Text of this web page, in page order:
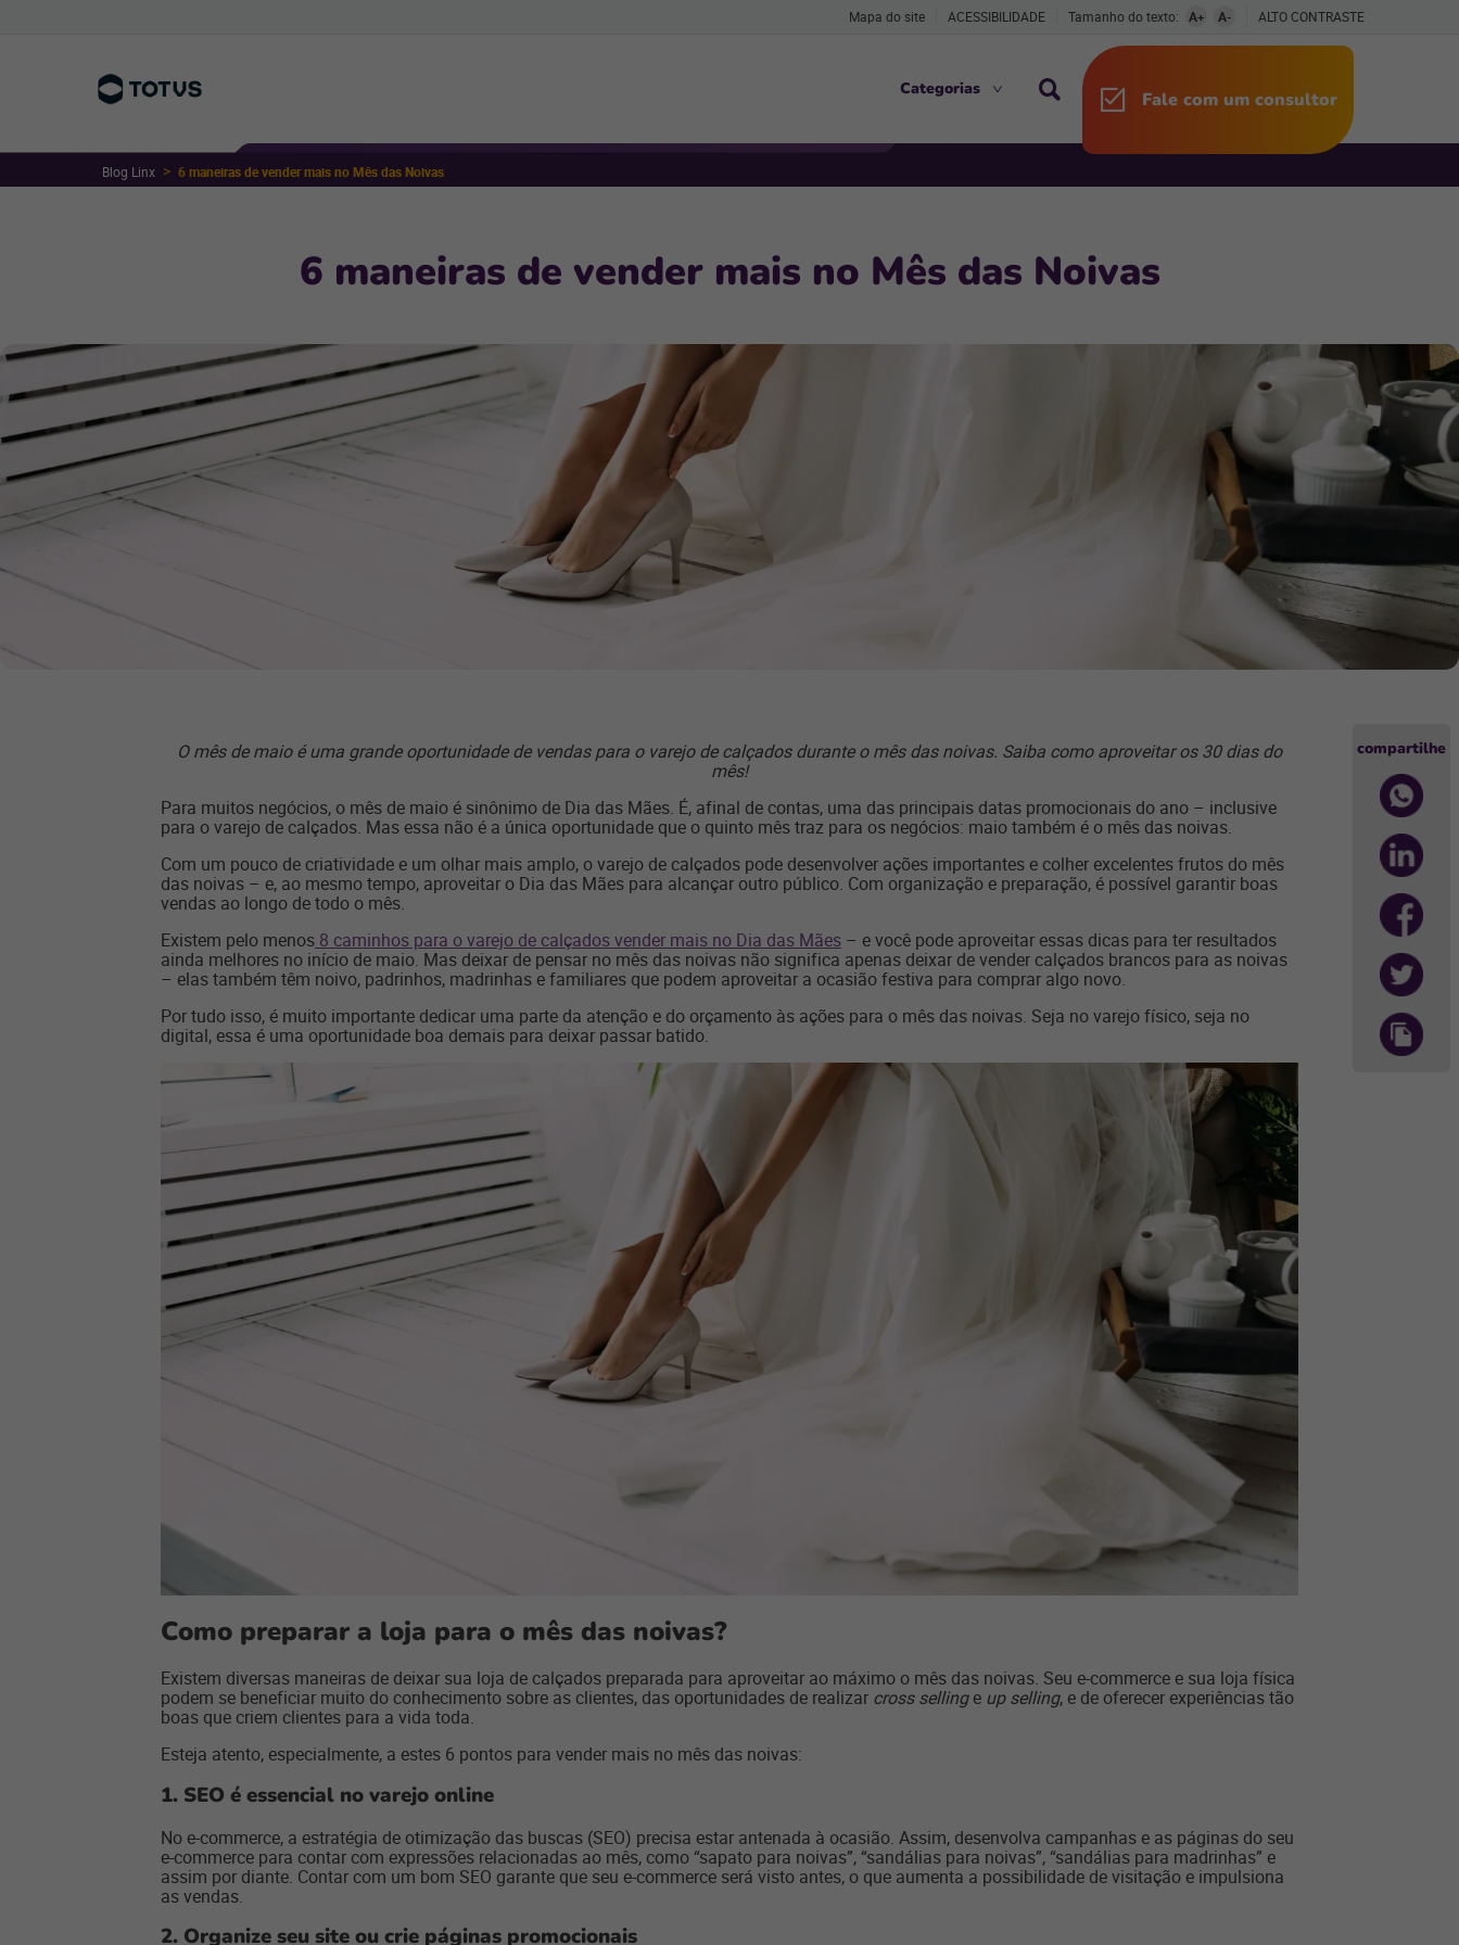
Mapa do site ACESSIBILIDADE Tamanho do texto: A+ A- ALTO CONTRASTE
Categorias Fale com um consultor
Blog Linx 6 maneiras de vender mais no Mês das Noivas
6 maneiras de vender mais no Mês das Noivas
O mês de maio é uma grande oportunidade de vendas para o varejo de calçados durante o mês das noivas. Saiba como aproveitar os 30 dias do
mês!
Para muitos negócios, o mês de maio é sinônimo de Dia das Mães. É, afinal de contas, uma das principais datas promocionais do ano – inclusive
para o varejo de calçados. Mas essa não é a única oportunidade que o quinto mês traz para os negócios: maio também é o mês das noivas.
Com um pouco de criatividade e um olhar mais amplo, o varejo de calçados pode desenvolver ações importantes e colher excelentes frutos do mês
das noivas – e, ao mesmo tempo, aproveitar o Dia das Mães para alcançar outro público. Com organização e preparação, é possível garantir boas
vendas ao longo de todo o mês.
Existem pelo menos 8 caminhos para o varejo de calçados vender mais no Dia das Mães – e você pode aproveitar essas dicas para ter resultados
ainda melhores no início de maio. Mas deixar de pensar no mês das noivas não significa apenas deixar de vender calçados brancos para as noivas
– elas também têm noivo, padrinhos, madrinhas e familiares que podem aproveitar a ocasião festiva para comprar algo novo.
Por tudo isso, é muito importante dedicar uma parte da atenção e do orçamento às ações para o mês das noivas. Seja no varejo físico, seja no
digital, essa é uma oportunidade boa demais para deixar passar batido.
Como preparar a loja para o mês das noivas?
Existem diversas maneiras de deixar sua loja de calçados preparada para aproveitar ao máximo o mês das noivas. Seu e-commerce e sua loja física
podem se beneficiar muito do conhecimento sobre as clientes, das oportunidades de realizar cross sellinge up selling, e de oferecer experiências tão
boas que criem clientes para a vida toda.
Esteja atento, especialmente, a estes 6 pontos para vender mais no mês das noivas:
1. SEO é essencial no varejo online
No e-commerce, a estratégia de otimização das buscas (SEO) precisa estar antenada à ocasião. Assim, desenvolva campanhas e as páginas do seu
e-commerce para contar com expressões relacionadas ao mês, como “sapato para noivas”, “sandálias para noivas”, “sandálias para madrinhas” e
assim por diante. Contar com um bom SEO garante que seu e-commerce será visto antes, o que aumenta a possibilidade de visitação e impulsiona
as vendas.
2. Organize seu site ou crie páginas promocionais
compartilhe